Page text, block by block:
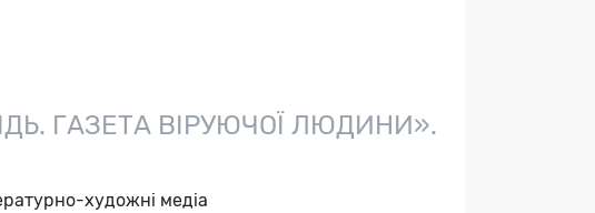
ГАЗЕТА ВІРУЮЧОЇ ЛЮДИНИ».
художні медіа